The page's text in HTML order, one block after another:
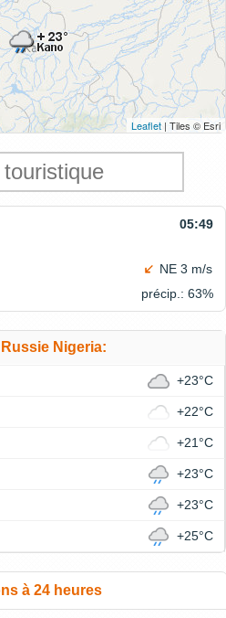
Leaflet | Tiles © Esri
05:49
NE 3 m/s
précip.: 63%
Nigeria:
+23°C
+22°C
+21°C
+23°C
+23°C
+25°C
à 24 heures